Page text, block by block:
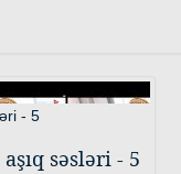
səsləri - 5